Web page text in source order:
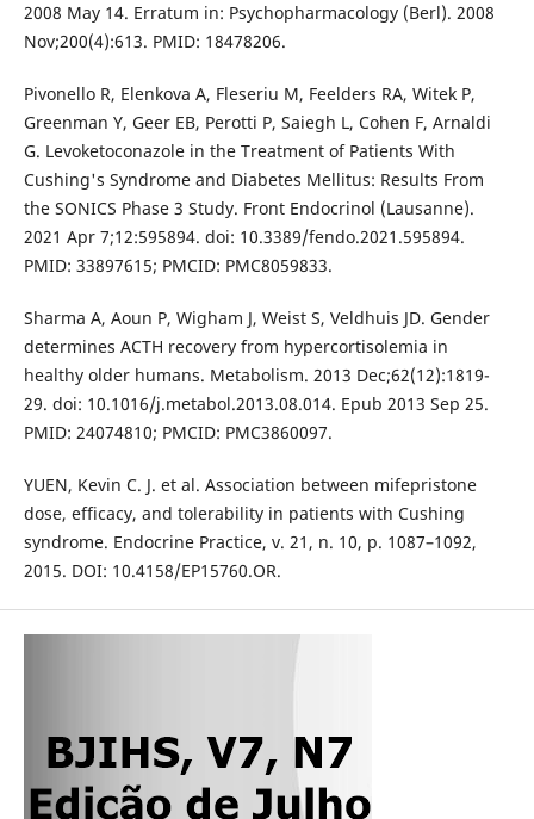
2008 May 14. Erratum in: Psychopharmacology (Berl). 2008
Nov;200(4):613. PMID: 18478206.
Pivonello R, Elenkova A, Fleseriu M, Feelders RA, Witek P,
Greenman Y, Geer EB, Perotti P, Saiegh L, Cohen F, Arnaldi
G. Levoketoconazole in the Treatment of Patients With
Cushing's Syndrome and Diabetes Mellitus: Results From
the SONICS Phase 3 Study. Front Endocrinol (Lausanne).
2021 Apr 7;12:595894. doi: 10.3389/fendo.2021.595894.
PMID: 33897615; PMCID: PMC8059833.
Sharma A, Aoun P, Wigham J, Weist S, Veldhuis JD. Gender
determines ACTH recovery from hypercortisolemia in
healthy older humans. Metabolism. 2013 Dec;62(12):1819-
29. doi: 10.1016/j.metabol.2013.08.014. Epub 2013 Sep 25.
PMID: 24074810; PMCID: PMC3860097.
YUEN, Kevin C. J. et al. Association between mifepristone
dose, efficacy, and tolerability in patients with Cushing
syndrome. Endocrine Practice, v. 21, n. 10, p. 1087–1092,
2015. DOI: 10.4158/EP15760.OR.